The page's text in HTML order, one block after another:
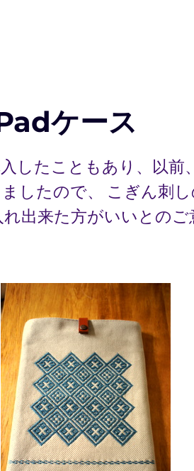
ケース
したこともあり、以前
したので、 こぎん刺
出来た方がいいとの
” の